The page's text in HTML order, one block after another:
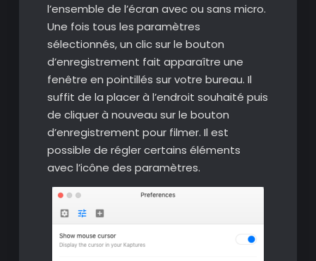
l’ensemble de l’écran avec ou sans micro.
Une fois tous les paramètres
sélectionnés, un clic sur le bouton
d’enregistrement fait apparaître une
fenêtre en pointillés sur votre bureau. Il
suffit de la placer à l’endroit souhaité puis
de cliquer à nouveau sur le bouton
d’enregistrement pour filmer. Il est
possible de régler certains éléments
avec l’icône des paramètres.